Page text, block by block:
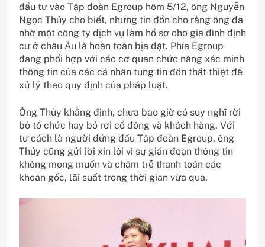
đầu tư vào Tập đoàn Egroup hôm 5/12, ông Nguyễn
Ngọc Thủy cho biết, những tin đồn cho rằng ông đã
nhờ một công ty dịch vụ làm hồ sơ cho gia đình định
cư ở châu Âu là hoàn toàn bịa đặt. Phía Egroup
đang phối hợp với các cơ quan chức năng xác minh
thông tin của các cá nhân tung tin đồn thất thiệt để
xử lý theo quy định của pháp luật.
Ông Thủy khẳng định, chưa bao giờ có suy nghĩ rời
bỏ tổ chức hay bỏ rơi cổ đông và khách hàng. Với
tư cách là người đứng đầu Tập đoàn Egroup, ông
Thủy cũng gửi lời xin lỗi vì sự gián đoạn thông tin
không mong muốn và chậm trễ thanh toán các
khoản gốc, lãi suất trong thời gian vừa qua.